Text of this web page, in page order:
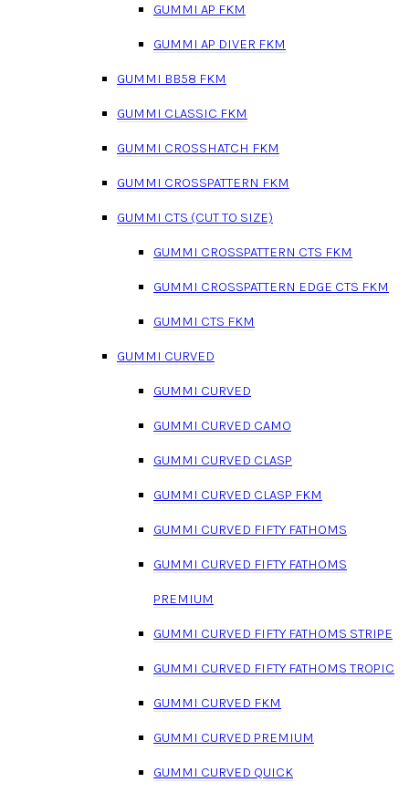
GUMMI AP FKM
GUMMI AP DIVER FKM
GUMMI BB58 FKM
GUMMI CLASSIC FKM
GUMMI CROSSHATCH FKM
GUMMI CROSSPATTERN FKM
GUMMI CTS (CUT TO SIZE)
GUMMI CROSSPATTERN CTS FKM
GUMMI CROSSPATTERN EDGE CTS FKM
GUMMI CTS FKM
GUMMI CURVED
GUMMI CURVED
GUMMI CURVED CAMO
GUMMI CURVED CLASP
GUMMI CURVED CLASP FKM
GUMMI CURVED FIFTY FATHOMS
GUMMI CURVED FIFTY FATHOMS
PREMIUM
GUMMI CURVED FIFTY FATHOMS STRIPE
GUMMI CURVED FIFTY FATHOMS TROPIC
GUMMI CURVED FKM
GUMMI CURVED PREMIUM
GUMMI CURVED QUICK